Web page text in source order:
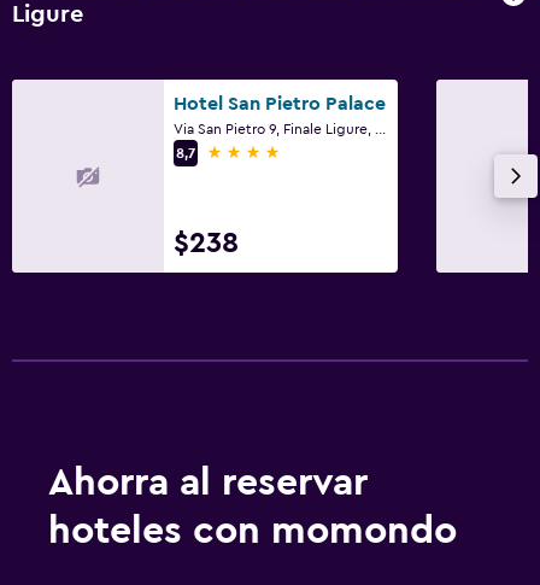
Ligure
Hotel San Pietro Palace
8,7
4 estrellas
$238
Ahorra al reservar
hoteles con momondo